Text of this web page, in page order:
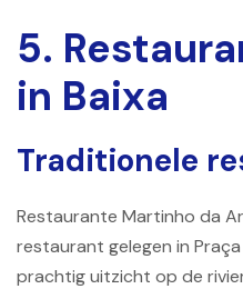
5.
in Baixa
Traditionele
Restaurante Martinho da
restaurant gelegen in
prachtig uitzicht op de